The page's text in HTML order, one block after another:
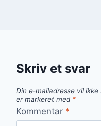
Skriv et svar
Din e-mailadresse vil
er markeret med *
Kommentar *